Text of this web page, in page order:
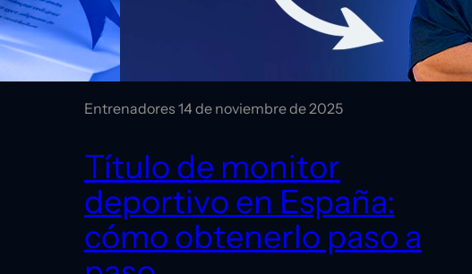
Entrenadores 14 de noviembre de 2025
Título de monitor
deportivo en España:
cómo obtenerlo paso a